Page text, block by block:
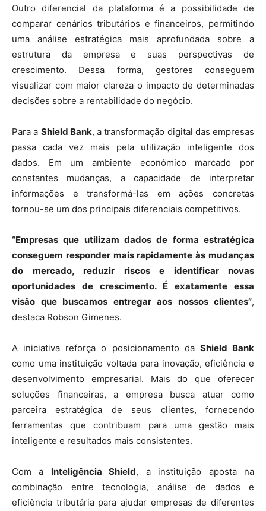
Outro diferencial da plataforma é a possibilidade de
comparar cenários tributários e financeiros, permitindo
uma análise estratégica mais aprofundada sobre a
estrutura da empresa e suas perspectivas de
crescimento. Dessa forma, gestores conseguem
visualizar com maior clareza o impacto de determinadas
decisões sobre a rentabilidade do negócio.
Para a Shield Bank, a transformação digital das empresas
passa cada vez mais pela utilização inteligente dos
dados. Em um ambiente econômico marcado por
constantes mudanças, a capacidade de interpretar
informações e transformá-las em ações concretas
tornou-se um dos principais diferenciais competitivos.
“Empresas que utilizam dados de forma estratégica
conseguem responder mais rapidamente às mudanças
do mercado, reduzir riscos e identificar novas
oportunidades de crescimento. É exatamente essa
visão que buscamos entregar aos nossos clientes”,
destaca Robson Gimenes.
A iniciativa reforça o posicionamento da Shield Bank
como uma instituição voltada para inovação, eficiência e
desenvolvimento empresarial. Mais do que oferecer
soluções financeiras, a empresa busca atuar como
parceira estratégica de seus clientes, fornecendo
ferramentas que contribuam para uma gestão mais
inteligente e resultados mais consistentes.
Com a Inteligência Shield, a instituição aposta na
combinação entre tecnologia, análise de dados e
eficiência tributária para ajudar empresas de diferentes